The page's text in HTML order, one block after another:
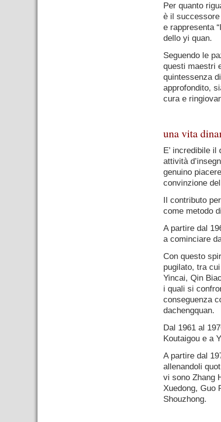
Per quanto
è il
e rappresenta
dello yi quan.
Seguendo le
questi maestri
quintessenza
approfondito,
cura e
una vita
E’ incredibile
attività
genuino
convinzione
Il contributo
come metodo
A partire dal
a cominciare
Con questo
pugilato, tra
Yincai, Qin
i quali si
conseguenza
dachengquan.
Dal 1961 al
Koutaigou e a
A partire dal
allenandoli
vi sono Zhang
Xuedong, Guo
Shouzhong.